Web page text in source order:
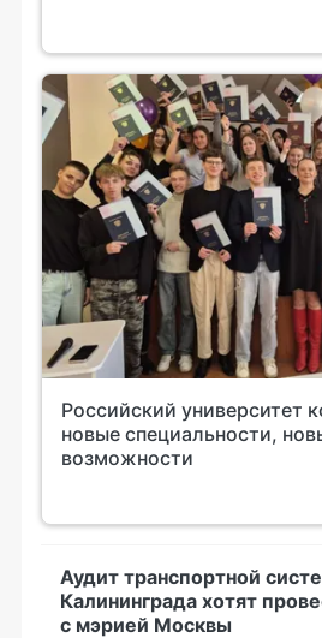
Российский университет
новые специальности,
возможности
Аудит транспортной
Калининграда хотят
с мэрией Москвы